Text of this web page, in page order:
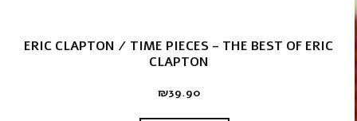
ERIC CLAPTON / TIME PIECES – THE BEST OF ERIC
CLAPTON
₪39.90